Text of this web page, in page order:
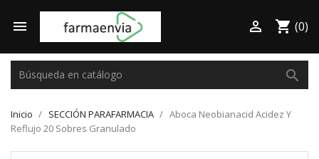
 shopping_cart (0)

search
Inicio SECCIÓN PARAFARMACIA
Aboca Neobianacid Acidez Y
Reflujo 20 Sobres Granulado